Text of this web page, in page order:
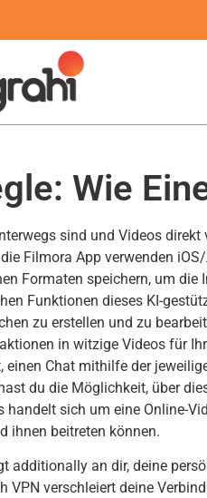
Wie
sind und Videos
Filmora App verwenden
Formaten speichern, um
Funktionen dieses KI-
zu erstellen und zu
in witzige Videos für
einen Chat mithilfe der
du die Möglichkeit, über
handelt sich um eine Online-
ihnen beitreten können.
additionally an dir, deine
VPN verschleiert deine